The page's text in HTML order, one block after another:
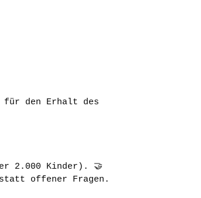
für den Erhalt des
2.000 Kinder). 🤝
statt offener Fragen.